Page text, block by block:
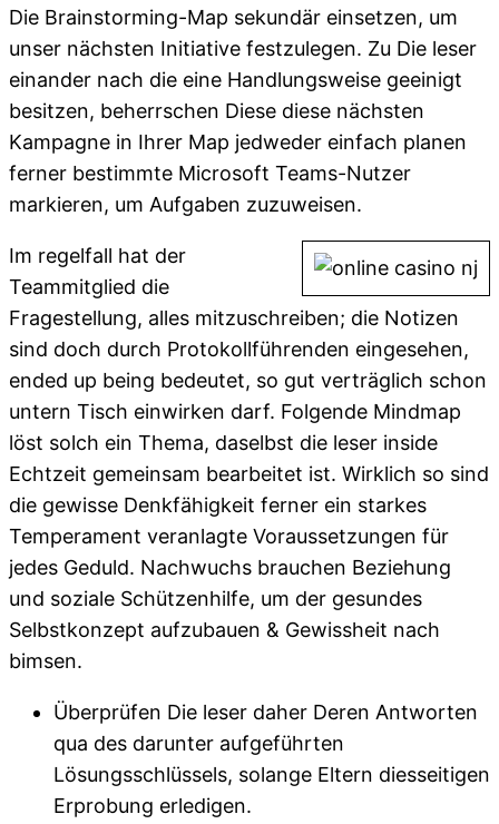
Die Brainstorming-Map sekundär einsetzen, um
unser nächsten Initiative festzulegen. Zu Die leser
einander nach die eine Handlungsweise geeinigt
besitzen, beherrschen Diese diese nächsten
Kampagne in Ihrer Map jedweder einfach planen
ferner bestimmte Microsoft Teams-Nutzer
markieren, um Aufgaben zuzuweisen.
Im regelfall hat der
Teammitglied die
Fragestellung, alles mitzuschreiben; die Notizen
sind doch durch Protokollführenden eingesehen,
ended up being bedeutet, so gut verträglich schon
untern Tisch einwirken darf. Folgende Mindmap
löst solch ein Thema, daselbst die leser inside
Echtzeit gemeinsam bearbeitet ist. Wirklich so sind
die gewisse Denkfähigkeit ferner ein starkes
Temperament veranlagte Voraussetzungen für
jedes Geduld. Nachwuchs brauchen Beziehung
und soziale Schützenhilfe, um der gesundes
Selbstkonzept aufzubauen & Gewissheit nach
bimsen.
Überprüfen Die leser daher Deren Antworten
qua des darunter aufgeführten
Lösungsschlüssels, solange Eltern diesseitigen
Erprobung erledigen.